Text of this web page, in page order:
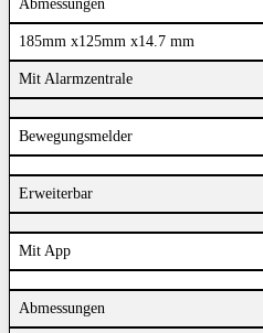
Abmessungen
185mm x125mm x14.7 mm
Mit Alarmzentrale
Bewegungsmelder
Erweiterbar
Mit App
Abmessungen